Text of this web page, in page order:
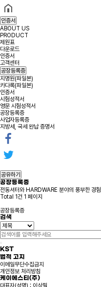
인증서
ABOUT US
PRODUCT
제원표
다운로드
인증서
고객센터
공장등록증
지명원(파일본)
카다록(파일본)
인증서
시험성적서
영문 시험성적서
공장등록증
사업자등록증
지방세, 국세 완납 증명서
공유하기
공장등록증
전동셔터와 HARDWARE 분야의 풍부한 경험
Total 1건 1 페이지
공장등록증
검색
KST
법적 고지
이메일무단수집금지
개인정보 처리방침
케이에스티(주)
대표자(성명) : 이상필